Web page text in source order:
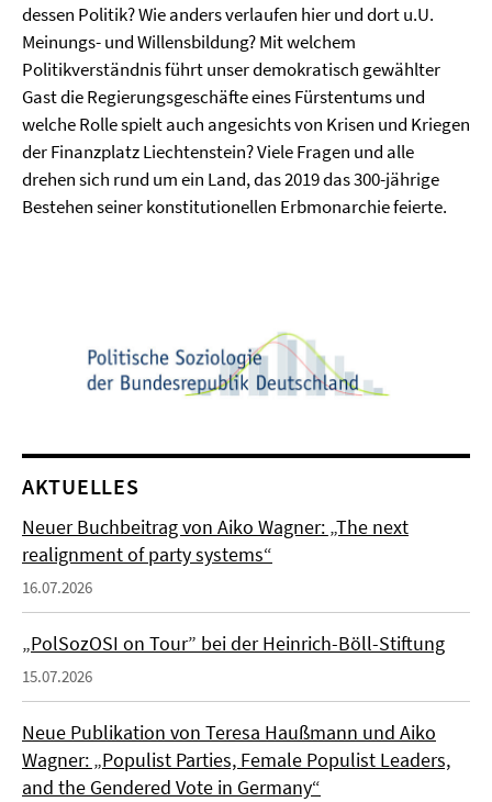
dessen Politik? Wie anders verlaufen hier und dort u.U.
Meinungs- und Willensbildung? Mit welchem
Politikverständnis führt unser demokratisch gewählter
Gast die Regierungsgeschäfte eines Fürstentums und
welche Rolle spielt auch angesichts von Krisen und Kriegen
der Finanzplatz Liechtenstein? Viele Fragen und alle
drehen sich rund um ein Land, das 2019 das 300-jährige
Bestehen seiner konstitutionellen Erbmonarchie feierte.
AKTUELLES
Neuer Buchbeitrag von Aiko Wagner: „The next
realignment of party systems“
16.07.2026
„PolSozOSI on Tour” bei der Heinrich-Böll-Stiftung
15.07.2026
Neue Publikation von Teresa Haußmann und Aiko
Wagner: „Populist Parties, Female Populist Leaders,
and the Gendered Vote in Germany“